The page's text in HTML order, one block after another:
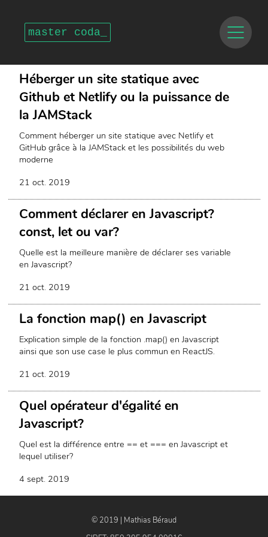
master coda_
Quel opérateur d'égalité en
Javascript?
Quel est la différence entre == et === en Javascript et
lequel utiliser?
4 sept. 2019
La fonction map() en Javascript
Explication simple de la fonction .map() en Javascript
ainsi que son use case le plus commun en ReactJS.
21 oct. 2019
Comment déclarer en Javascript?
const, let ou var?
Quelle est la meilleure manière de déclarer ses variable
en Javascript?
21 oct. 2019
Héberger un site statique avec
Github et Netlify ou la puissance de
la JAMStack
Comment héberger un site statique avec Netlify et
GitHub grâce à la JAMStack et les possibilités du web
moderne
21 oct. 2019
© 2019 | Mathias Béraud